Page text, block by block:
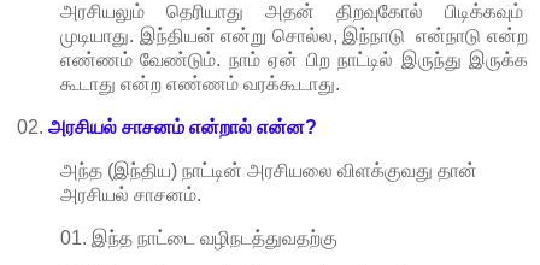
அரசியலும் தெரியாது அதன் திறவுகோல் பிடிக்கவும்
முடியாது. இந்தியன் என்று சொல்ல, இந்நாடு என்நாடு என்ற
எண்ணம் வேண்டும். நாம் ஏன் பிற நாட்டில் இருந்து இருக்க
கூடாது என்ற எண்ணம் வரக்கூடாது.
02. அரசியல் சாசனம் என்றால் என்ன?
அந்த (இந்திய) நாட்டின் அரசியலை விளக்குவது தான்
அரசியல் சாசனம்.
01. இந்த நாட்டை வழிநடத்துவதற்கு